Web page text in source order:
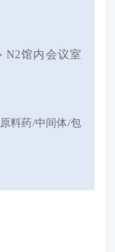
N2馆内会议室
料药/中间体/包